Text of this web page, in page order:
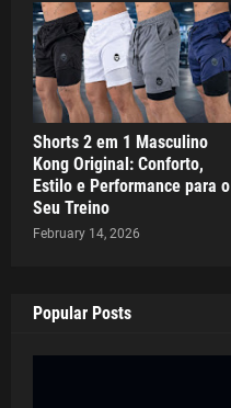
Shorts 2 em 1 Masculino
Kong Original: Conforto,
Estilo e Performance para o
Seu Treino
February 14, 2026
Popular Posts